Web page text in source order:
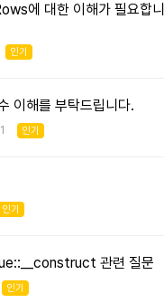
에 대한 이해가 필요합니
인기
해를 부탁드립니다.
1 인기
인기
관련 질문
인기